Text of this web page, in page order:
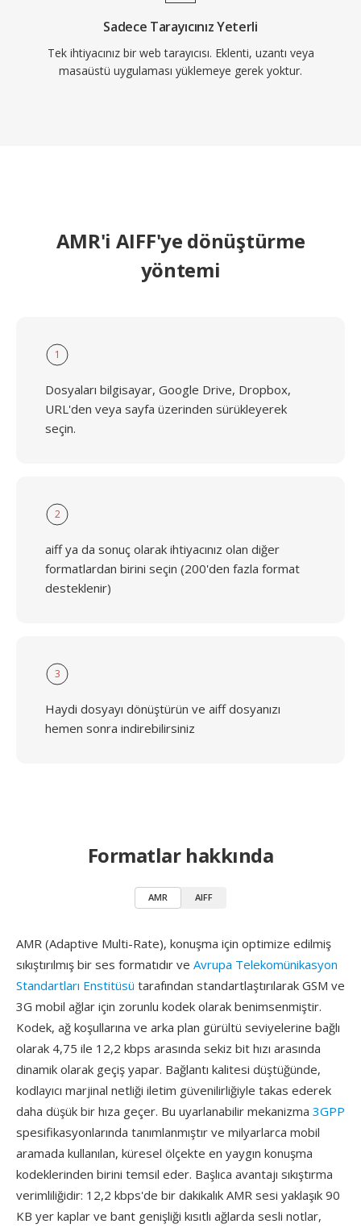
Sadece Tarayıcınız Yeterli
Tek ihtiyacınız bir web tarayıcısı. Eklenti, uzantı veya
masaüstü uygulaması yüklemeye gerek yoktur.
AMR'i AIFF'ye dönüştürme
yöntemi
1
Dosyaları bilgisayar, Google Drive, Dropbox,
URL'den veya sayfa üzerinden sürükleyerek
seçin.
2
aiff ya da sonuç olarak ihtiyacınız olan diğer
formatlardan birini seçin (200'den fazla format
desteklenir)
3
Haydi dosyayı dönüştürün ve aiff dosyanızı
hemen sonra indirebilirsiniz
Formatlar hakkında
AMR AIFF
AMR (Adaptive Multi-Rate), konuşma için optimize edilmiş
sıkıştırılmış bir ses formatıdır ve Avrupa Telekomünikasyon
Standartları Enstitüsü tarafından standartlaştırılarak GSM ve
3G mobil ağlar için zorunlu kodek olarak benimsenmiştir.
Kodek, ağ koşullarına ve arka plan gürültü seviyelerine bağlı
olarak 4,75 ile 12,2 kbps arasında sekiz bit hızı arasında
dinamik olarak geçiş yapar. Bağlantı kalitesi düştüğünde,
kodlayıcı marjinal netliği iletim güvenilirliğiyle takas ederek
daha düşük bir hıza geçer. Bu uyarlanabilir mekanizma 3GPP
spesifikasyonlarında tanımlanmıştır ve milyarlarca mobil
aramada kullanılan, küresel ölçekte en yaygın konuşma
kodeklerinden birini temsil eder. Başlıca avantajı sıkıştırma
verimliliğidir: 12,2 kbps'de bir dakikalık AMR sesi yaklaşık 90
KB yer kaplar ve bant genişliği kısıtlı ağlarda sesli notlar,